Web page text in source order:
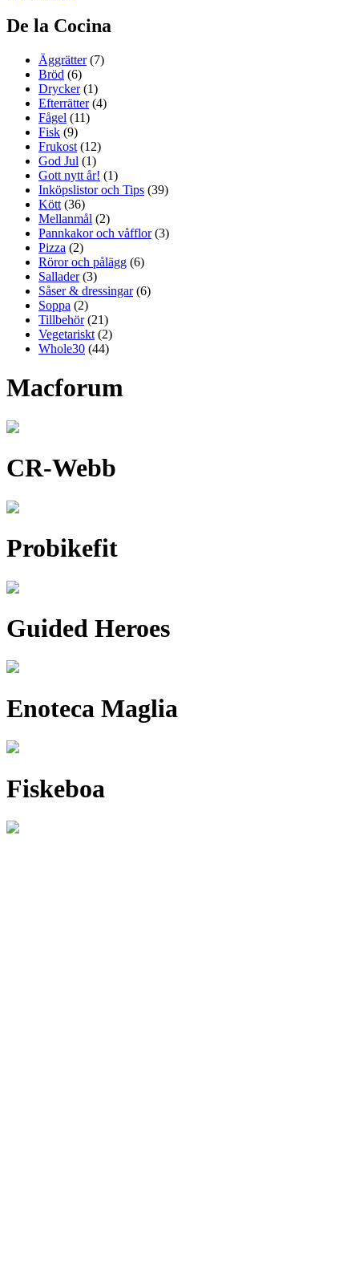
De la Cocina
Äggrätter(7)
Bröd (6)
Drycker(1)
Efterrätter(4)
Fågel (11)
Fisk (9)
Frukost (12)
God Jul (1)
Gott nytt år! (1)
Inköpslistor och Tips (39)
Kött (36)
Mellanmål (2)
Pannkakor och våfflor(3)
Pizza (2)
Röror och pålägg (6)
Sallader(3)
Såser & dressingar(6)
Soppa (2)
Tillbehör(21)
Vegetariskt (2)
Whole30 (44)
Macforum
CR-Webb
Probikefit
Guided Heroes
Enoteca Maglia
Fiskeboa